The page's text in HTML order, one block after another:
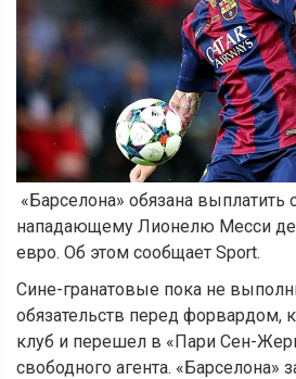
«Барселона» обязана
нападающему Лионелю Месси
евро. Об этом сообщает Sport.
Сине-гранатовые пока не
обязательств перед форвардом,
клуб и перешел в «Пари Сен-
свободного агента. «Барселона»